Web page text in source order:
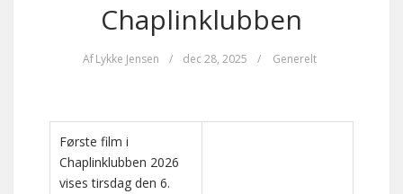
Chaplinklubben
Af Lykke Jensen / dec 28, 2025 / Generelt
Første film i
Chaplinklubben 2026
vises tirsdag den 6.